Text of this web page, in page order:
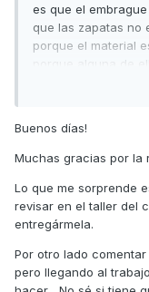
es que el
que las zapatas no
porque el material
porque alguna de
desalineada o
por un problema en
motor al ralentí.
Saludos,
Buenos días!
Muchas gracias por la
Lo que me sorprende
revisar en el taller del
entregármela.
Por otro lado
pero llegando al